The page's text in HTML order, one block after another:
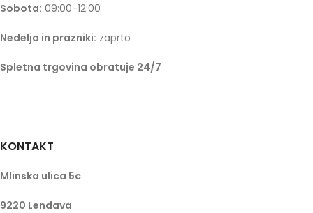
Sobota: 09:00-12:00
Nedelja in prazniki: zaprto
Spletna trgovina obratuje 24/7
KONTAKT
Mlinska ulica 5c
9220 Lendava